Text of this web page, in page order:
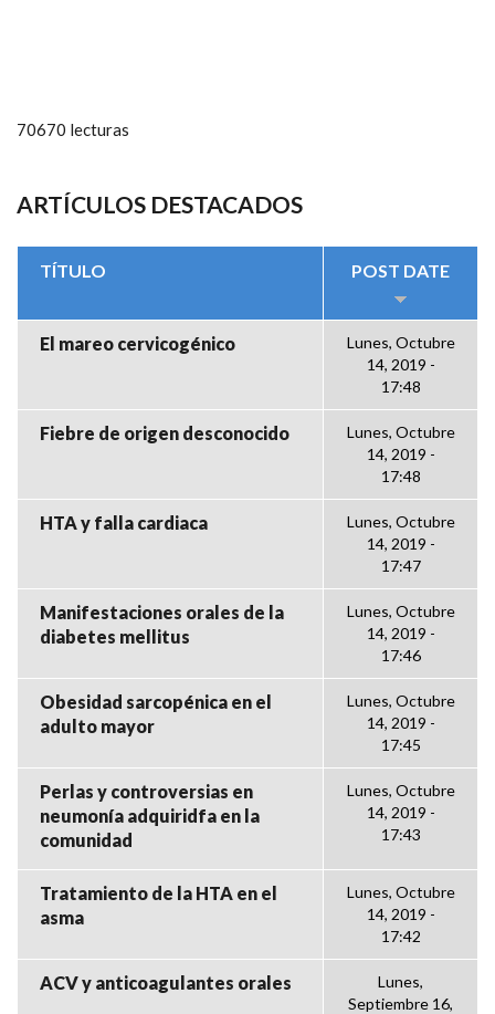
70670 lecturas
ARTÍCULOS DESTACADOS
TÍTULO POST DATE
El mareo cervicogénico
Lunes, Octubre
14, 2019 -
17:48
Fiebre de origen desconocido
Lunes, Octubre
14, 2019 -
17:48
HTA y falla cardiaca
Lunes, Octubre
14, 2019 -
17:47
Manifestaciones orales de la
diabetes mellitus
Lunes, Octubre
14, 2019 -
17:46
Obesidad sarcopénica en el
adulto mayor
Lunes, Octubre
14, 2019 -
17:45
Perlas y controversias en
neumonía adquiridfa en la
comunidad
Lunes, Octubre
14, 2019 -
17:43
Tratamiento de la HTA en el
asma
Lunes, Octubre
14, 2019 -
17:42
ACV y anticoagulantes orales
Lunes,
Septiembre 16,